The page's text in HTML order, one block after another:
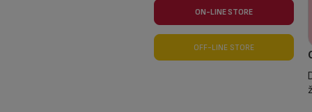
ON-LINE STORE
OFF-LINE STORE